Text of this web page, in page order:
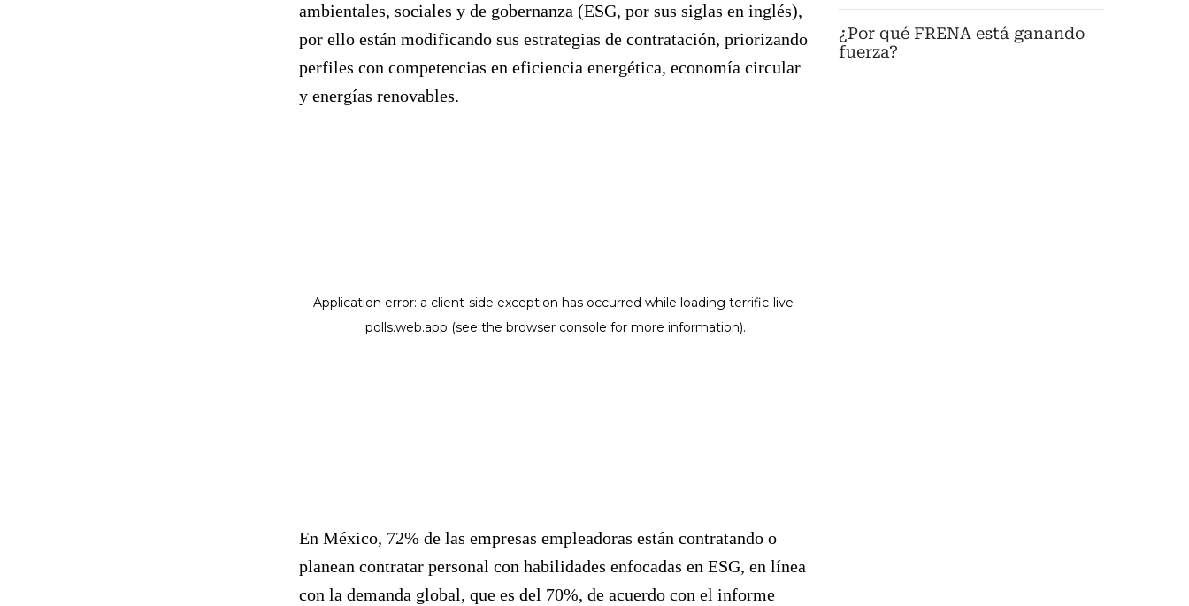
¿Por qué FRENA está ganando
fuerza?
ambientales, sociales y de gobernanza (ESG, por sus siglas en inglés),
por ello están modificando sus estrategias de contratación, priorizando
perfiles con competencias en eficiencia energética, economía circular
y energías renovables.
En México, 72% de las empresas empleadoras están contratando o
planean contratar personal con habilidades enfocadas en ESG, en línea
con la demanda global, que es del 70%, de acuerdo con el informe